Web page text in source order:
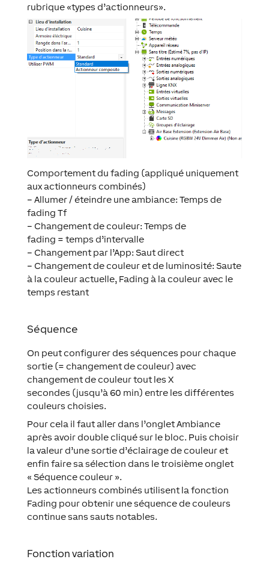
rubrique «types d’actionneurs».
Comportement du fading (appliqué uniquement
aux actionneurs combinés)
– Allumer / éteindre une ambiance: Temps de
fading Tf
– Changement de couleur: Temps de
fading = temps d’intervalle
– Changement par l’App: Saut direct
– Changement de couleur et de luminosité: Saute
à la couleur actuelle, Fading à la couleur avec le
temps restant
Séquence
On peut configurer des séquences pour chaque
sortie (= changement de couleur) avec
changement de couleur tout les X
secondes (jusqu’à 60 min) entre les différentes
couleurs choisies.
Pour cela il faut aller dans l’onglet Ambiance
après avoir double cliqué sur le bloc. Puis choisir
la valeur d’une sortie d’éclairage de couleur et
enfin faire sa sélection dans le troisième onglet
« Séquence couleur ».
Les actionneurs combinés utilisent la fonction
Fading pour obtenir une séquence de couleurs
continue sans sauts notables.
Fonction variation